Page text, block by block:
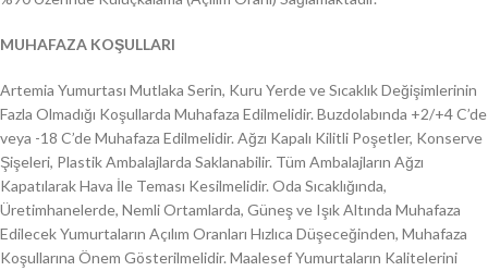
MUHAFAZA KOŞULLARI
Artemia Yumurtası Mutlaka Serin, Kuru Yerde ve Sıcaklık Değişimlerinin
Fazla Olmadığı Koşullarda Muhafaza Edilmelidir. Buzdolabında +2/+4 C’de
veya -18 C’de Muhafaza Edilmelidir. Ağzı Kapalı Kilitli Poşetler, Konserve
Şişeleri, Plastik Ambalajlarda Saklanabilir. Tüm Ambalajların Ağzı
Kapatılarak Hava İle Teması Kesilmelidir. Oda Sıcaklığında,
Üretimhanelerde, Nemli Ortamlarda, Güneş ve Işık Altında Muhafaza
Edilecek Yumurtaların Açılım Oranları Hızlıca Düşeceğinden, Muhafaza
Koşullarına Önem Gösterilmelidir. Maalesef Yumurtaların Kalitelerini